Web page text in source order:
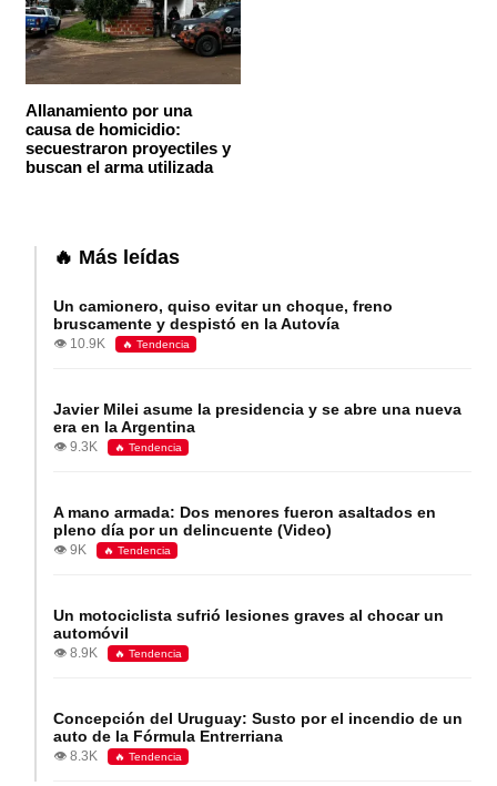
Allanamiento por una
causa de homicidio:
secuestraron proyectiles y
buscan el arma utilizada
🔥 Más leídas
Un camionero, quiso evitar un choque, freno
bruscamente y despistó en la Autovía
👁️ 10.9K 🔥 Tendencia
Javier Milei asume la presidencia y se abre una nueva
era en la Argentina
👁️ 9.3K 🔥 Tendencia
A mano armada: Dos menores fueron asaltados en
pleno día por un delincuente (Video)
👁️ 9K 🔥 Tendencia
Un motociclista sufrió lesiones graves al chocar un
automóvil
👁️ 8.9K 🔥 Tendencia
Concepción del Uruguay: Susto por el incendio de un
auto de la Fórmula Entrerriana
👁️ 8.3K 🔥 Tendencia